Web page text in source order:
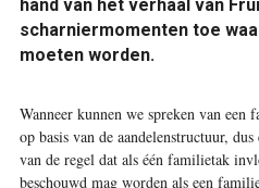
hand van het verhaal van
scharniermomenten toe
moeten worden.
Wanneer kunnen we spreken van
op basis van de aandelenstructuur,
van de regel dat als één familietak
beschouwd mag worden als een